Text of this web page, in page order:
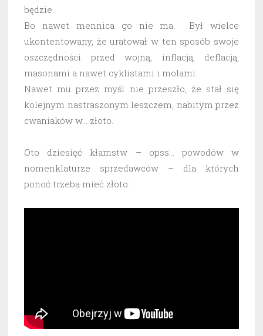
będzie.
Bo nawet mennica go nie ma. Był wielce
ukontentowany, że uratował w ten sposób swoje
oszczędności przed wojną, inflacją, deflacją,
masonami a nawet cyklistami i molami.
Nawet mu przez myśl nie przeszło, że stał się
kolejnym nastraszonym leszczem, nabitym przez
cwaniaków w… złoto.
Oto dziesięć kłamstw – opss… powodów w
nomenklaturze sprzedawców – dla których
ponoć trzeba mieć złoto: